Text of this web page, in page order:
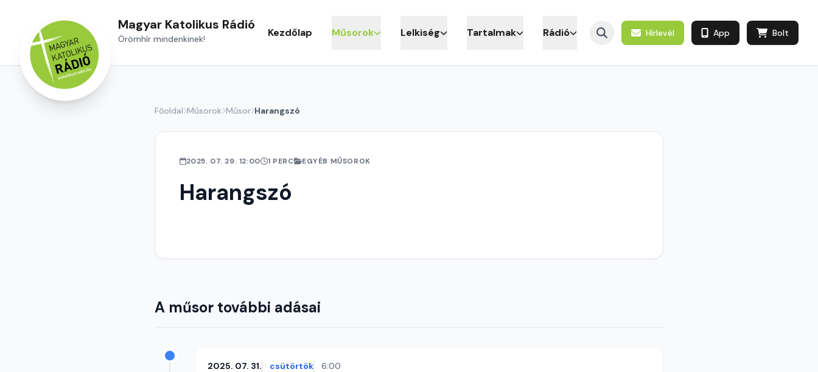
Magyar Katolikus Rádió
Örömhír mindenkinek! Kezdőlap Műsorok Lelkiség Tartalmak Rádió Hírlevél App Bolt
Főoldal Műsorok Műsor Harangszó
2025. 07. 29. 12:00 1 PERC EGYÉB MŰSOROK
Harangszó
A műsor további adásai
2025. 07. 31. csütörtök 6:00